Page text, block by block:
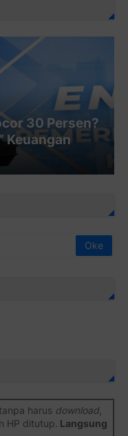
30 Persen?
Keuangan
harus download,
HP ditutup. Langsung